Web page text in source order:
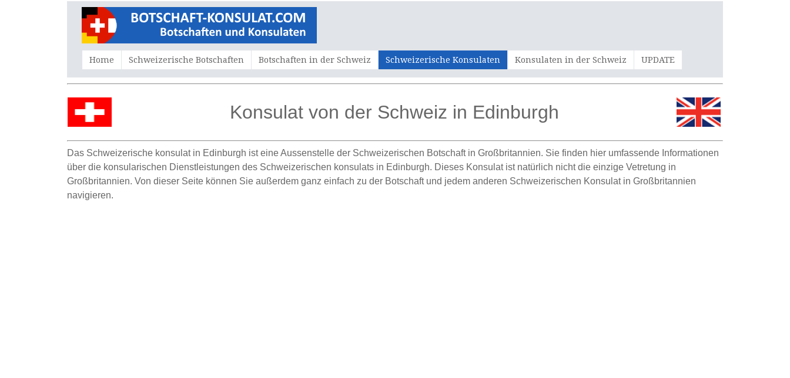
Home Schweizerische Botschaften Botschaften in der Schweiz Schweizerische Konsulaten Konsulaten in der Schweiz UPDATE
Konsulat von der Schweiz in Edinburgh
Das Schweizerische konsulat in Edinburgh ist eine Aussenstelle der Schweizerischen Botschaft in Großbritannien. Sie finden hier umfassende Informationen
über die konsularischen Dienstleistungen des Schweizerischen konsulats in Edinburgh. Dieses Konsulat ist natürlich nicht die einzige Vetretung in
Großbritannien. Von dieser Seite können Sie außerdem ganz einfach zu der Botschaft und jedem anderen Schweizerischen Konsulat in Großbritannien
navigieren.